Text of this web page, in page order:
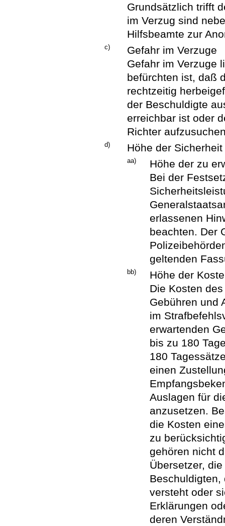
Grundsätzlich trifft
im Verzug sind
Hilfsbeamte zur
c)
Gefahr im Verzuge
Gefahr im Verzuge
befürchten ist, daß
rechtzeitig
der Beschuldigte
erreichbar ist oder
Richter
d) Höhe der Sicherheit
aa)
Höhe der zu
Bei der
erlassenen
beachten. Der
geltenden
bb)
Höhe der
Die Kosten
Gebühren und
im
erwartenden
bis zu 180
180
einen
Auslagen für
anzusetzen.
die Kosten
zu
gehören nicht
Übersetzer,
Beschuldigten,
versteht oder
Erklärungen
deren